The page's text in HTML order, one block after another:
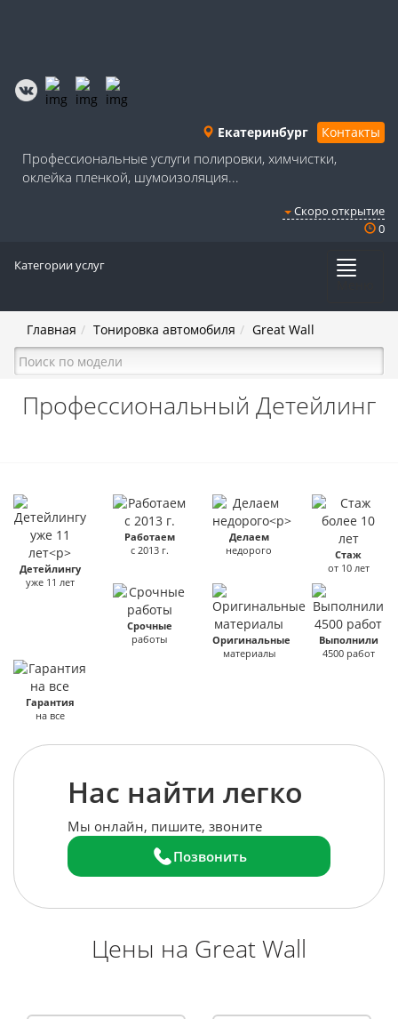
Екатеринбург Контакты
Профессиональные услуги полировки, химчистки,
оклейка пленкой, шумоизоляция...
Скоро открытие
0
Категории услуг
Главная Тонировка автомобиля Great Wall
Профессиональный Детейлинг
Детейлингу
уже 11 лет
Работаем
с 2013 г.
Делаем
недорого
Стаж
от 10 лет
Срочные
работы
Оригинальные
материалы
Выполнили
4500 работ
Гарантия
на все
Нас найти легко
Мы онлайн, пишите, звоните
Позвонить
Цены на Great Wall